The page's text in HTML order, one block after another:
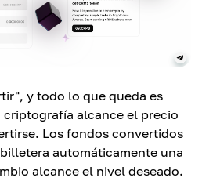
y todo lo que queda es
criptografía alcance el precio
Los fondos convertidos
automáticamente una
alcance el nivel deseado.